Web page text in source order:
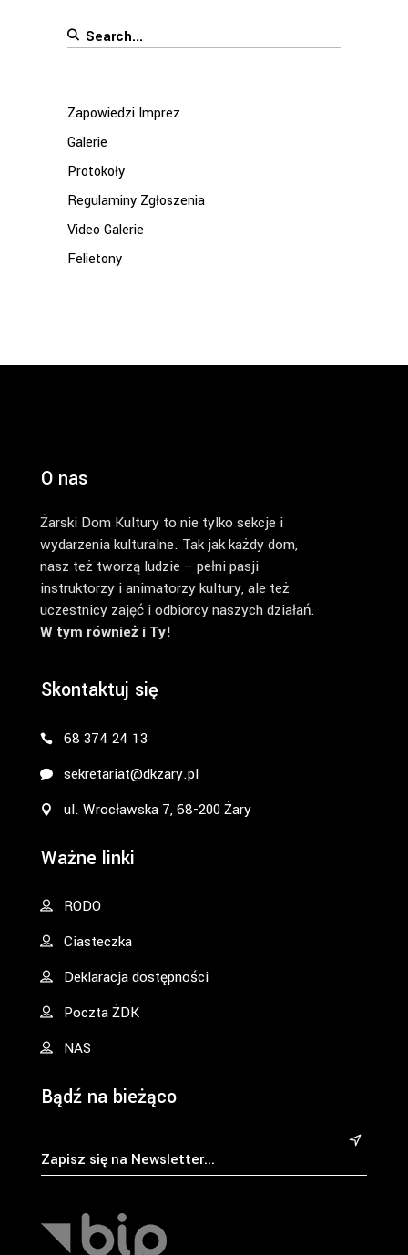
Search
Zapowiedzi Imprez
Galerie
Protokoły
Regulaminy Zgłoszenia
Video Galerie
Felietony
O nas
Żarski Dom Kultury to nie tylko sekcje i
wydarzenia kulturalne. Tak jak każdy dom,
nasz też tworzą ludzie – pełni pasji
instruktorzy i animatorzy kultury, ale też
uczestnicy zajęć i odbiorcy naszych działań.
W tym również i Ty!
Skontaktuj się
68 374 24 13
sekretariat@dkzary.pl
ul. Wrocławska 7, 68-200 Żary
Ważne linki
RODO
Ciasteczka
Deklaracja dostępności
Poczta ŻDK
NAS
Bądź na bieżąco
&